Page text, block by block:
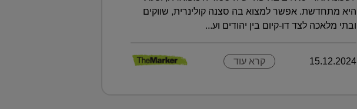
היא מתחדשת. אפשר למצוא בה סצנה קולינרית, שווקים
ובתי מלאכה לצד דו-קיום בין יהודים וע...
15.12.2024 קרא עוד